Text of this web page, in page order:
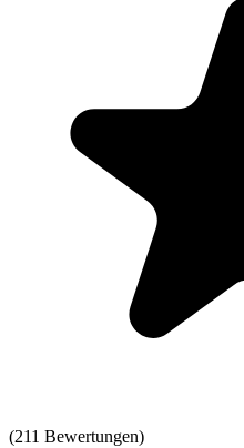
(211 Bewertungen)